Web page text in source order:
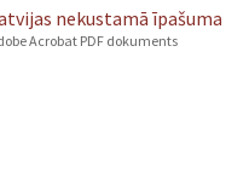
nekustamā
Acrobat PDF dokuments